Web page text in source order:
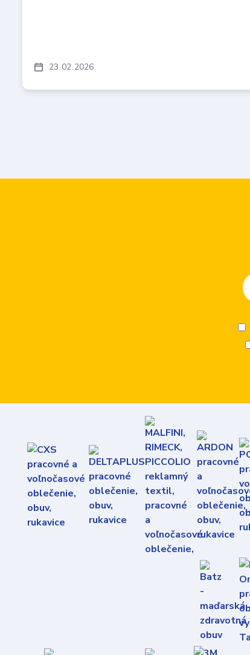
23 02 2026